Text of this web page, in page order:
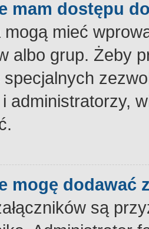
mam dostępu
mogą mieć
albo grup. Żeby
administratorzy,
mogę dodawać
są